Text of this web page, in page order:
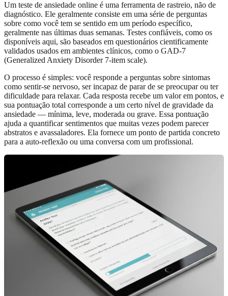
Um teste de ansiedade online é uma ferramenta de rastreio, não de
diagnóstico. Ele geralmente consiste em uma série de perguntas
sobre como você tem se sentido em um período específico,
geralmente nas últimas duas semanas. Testes confiáveis, como os
disponíveis aqui, são baseados em questionários cientificamente
validados usados em ambientes clínicos, como o GAD-7
(Generalized Anxiety Disorder 7-item scale).
O processo é simples: você responde a perguntas sobre sintomas
como sentir-se nervoso, ser incapaz de parar de se preocupar ou ter
dificuldade para relaxar. Cada resposta recebe um valor em pontos, e
sua pontuação total corresponde a um certo nível de gravidade da
ansiedade — mínima, leve, moderada ou grave. Essa pontuação
ajuda a quantificar sentimentos que muitas vezes podem parecer
abstratos e avassaladores. Ela fornece um ponto de partida concreto
para a auto-reflexão ou uma conversa com um profissional.